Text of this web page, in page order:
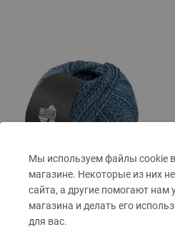
Мы используем файлы cookie
магазине. Некоторые из них
сайта, а другие помогают нам
магазина и делать его
для вас.
1014-морской синий